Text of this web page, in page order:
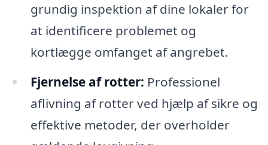
grundig inspektion af dine lokaler for
at identificere problemet og
kortlægge omfanget af angrebet.
Fjernelse af rotter: Professionel
aflivning af rotter ved hjælp af sikre og
effektive metoder, der overholder